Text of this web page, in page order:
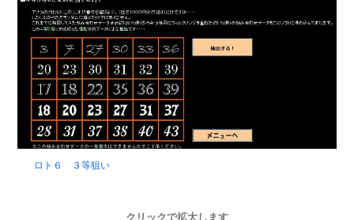
ロト６ ３等狙い
クリックで拡大します